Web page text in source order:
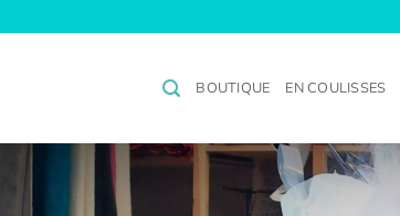
au
BOUTIQUE EN COULISSES